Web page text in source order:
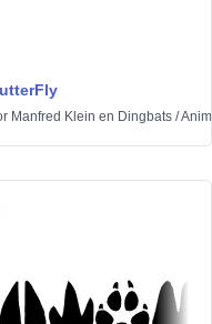
Manfred Klein en Dingbats /